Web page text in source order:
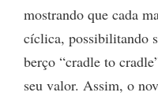
mostrando que cada
cíclica, possibilitando
berço “cradle to
seu valor. Assim, o